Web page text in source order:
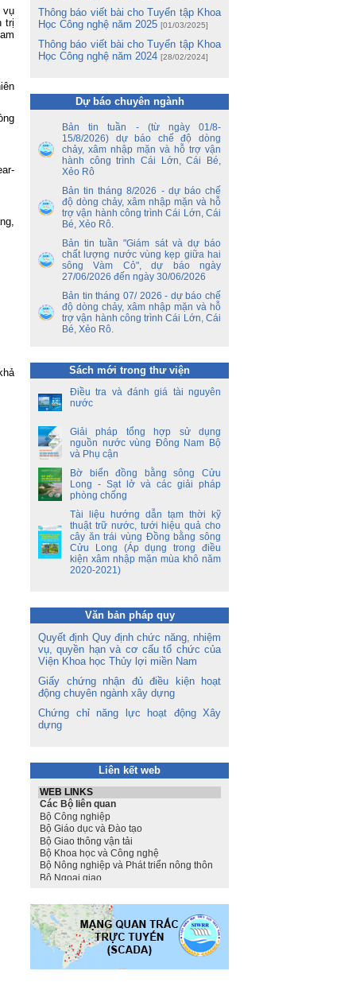
vụ
trị
Thông báo viết bài cho Tuyển tập Khoa
Học Công nghệ năm 2025 [01/03/2025]
Thông báo viết bài cho Tuyển tập Khoa
Học Công nghệ năm 2024 [28/02/2024]
Dự báo chuyên ngành
Bản tin tuần - (từ ngày 01/8-
15/8/2026) dự báo chế độ dòng
chảy, xâm nhập mặn và hỗ trợ vận
hành công trình Cái Lớn, Cái Bé,
Xẻo Rô
Bản tin tháng 8/2026 - dự báo chế
độ dòng chảy, xâm nhập mặn và hỗ
trợ vận hành công trình Cái Lớn, Cái
Bé, Xẻo Rô.
Bản tin tuần "Giám sát và dự báo
chất lượng nước vùng kẹp giữa hai
sông Vàm Cỏ", dự báo ngày
27/06/2026 đến ngày 30/06/2026
Bản tin tháng 07/ 2026 - dự báo chế
độ dòng chảy, xâm nhập mặn và hỗ
trợ vận hành công trình Cái Lớn, Cái
Bé, Xẻo Rô.
Sách mới trong thư viện
Điều tra và đánh giá tài nguyên
nước
Giải pháp tổng hợp sử dụng
nguồn nước vùng Đông Nam Bộ
và Phụ cận
Bờ biển đồng bằng sông Cửu
Long - Sạt lở và các giải pháp
phòng chống
Tài liệu hướng dẫn tạm thời kỹ
thuật trữ nước, tưới hiệu quả cho
cây ăn trái vùng Đồng bằng sông
Cửu Long (Áp dụng trong điều
kiện xâm nhập mặn mùa khô năm
2020-2021)
Văn bản pháp quy
Quyết định Quy định chức năng, nhiệm
vụ, quyền hạn và cơ cấu tổ chức của
Viện Khoa học Thủy lợi miền Nam
Giấy chứng nhận đủ điều kiện hoạt
động chuyên ngành xây dựng
Chứng chỉ năng lực hoạt động Xây
dựng
Liên kết web